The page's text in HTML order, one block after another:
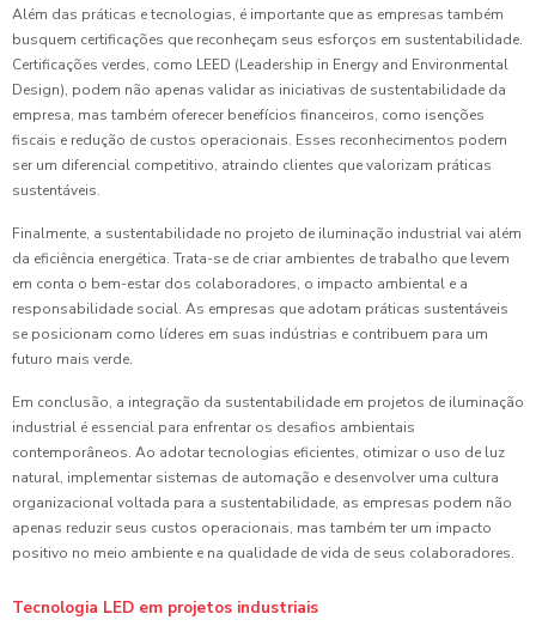
Além das práticas e tecnologias, é importante que as empresas também
busquem certificações que reconheçam seus esforços em sustentabilidade.
Certificações verdes, como LEED (Leadership in Energy and Environmental
Design), podem não apenas validar as iniciativas de sustentabilidade da
empresa, mas também oferecer benefícios financeiros, como isenções
fiscais e redução de custos operacionais. Esses reconhecimentos podem
ser um diferencial competitivo, atraindo clientes que valorizam práticas
sustentáveis.
Finalmente, a sustentabilidade no projeto de iluminação industrial vai além
da eficiência energética. Trata-se de criar ambientes de trabalho que levem
em conta o bem-estar dos colaboradores, o impacto ambiental e a
responsabilidade social. As empresas que adotam práticas sustentáveis
se posicionam como líderes em suas indústrias e contribuem para um
futuro mais verde.
Em conclusão, a integração da sustentabilidade em projetos de iluminação
industrial é essencial para enfrentar os desafios ambientais
contemporâneos. Ao adotar tecnologias eficientes, otimizar o uso de luz
natural, implementar sistemas de automação e desenvolver uma cultura
organizacional voltada para a sustentabilidade, as empresas podem não
apenas reduzir seus custos operacionais, mas também ter um impacto
positivo no meio ambiente e na qualidade de vida de seus colaboradores.
Tecnologia LED em projetos industriais